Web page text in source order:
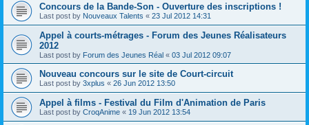
Concours de la Bande-Son - Ouverture des inscriptions !
Last post by Nouveaux Talents « 23 Jul 2012 14:31
Appel à courts-métrages - Forum des Jeunes Réalisateurs
2012
Last post by Forum des Jeunes Réal « 03 Jul 2012 09:07
Nouveau concours sur le site de Court-circuit
Last post by 3xplus « 26 Jun 2012 13:50
Appel à films - Festival du Film d'Animation de Paris
Last post by CroqAnime « 19 Jun 2012 13:54